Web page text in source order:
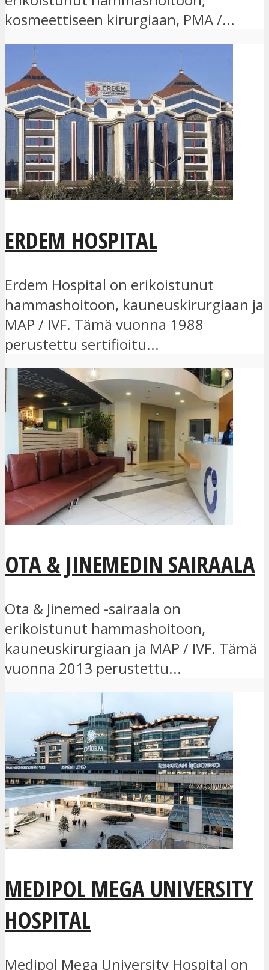
kosmeettiseen kirurgiaan, PMA /...
ERDEM HOSPITAL
Erdem Hospital on erikoistunut
hammashoitoon, kauneuskirurgiaan ja
MAP / IVF. Tämä vuonna 1988
perustettu sertifioitu...
OTA & JINEMEDIN SAIRAALA
Ota & Jinemed -sairaala on
erikoistunut hammashoitoon,
kauneuskirurgiaan ja MAP / IVF. Tämä
vuonna 2013 perustettu...
MEDIPOL MEGA UNIVERSITY
HOSPITAL
Medipol Mega University Hospital on